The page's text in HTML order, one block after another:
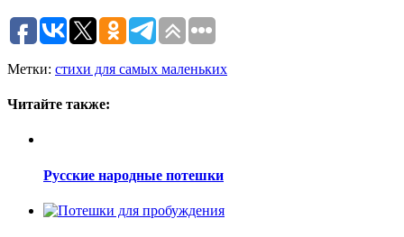
Метки: стихи для самых маленьких
Читайте также:
Русские народные потешки